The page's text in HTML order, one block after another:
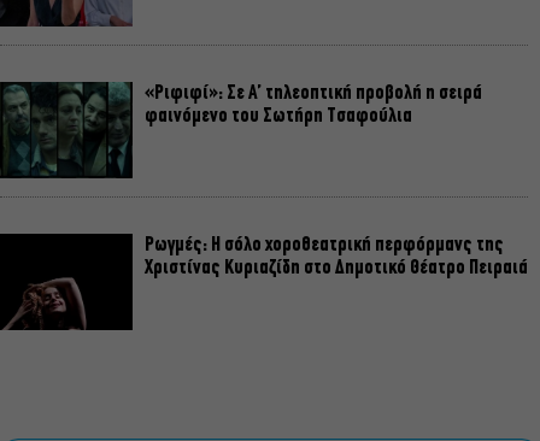
«Ριφιφί»: Σε Α’ τηλεοπτική προβολή η σειρά
φαινόμενο του Σωτήρη Τσαφούλια
Ρωγμές: Η σόλο χοροθεατρική περφόρμανς της
Χριστίνας Κυριαζίδη στο Δημοτικό Θέατρο Πειραιά